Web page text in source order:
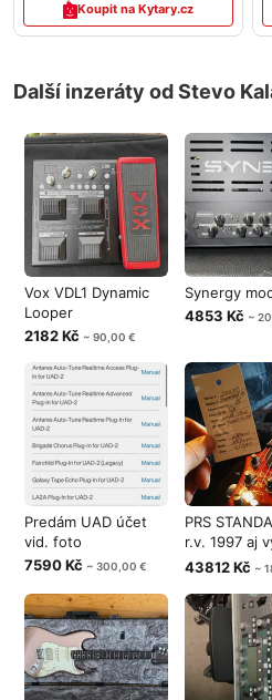
Koupit na Kytary.cz
Další inzeráty od Stevo
Vox VDL1 Dynamic
Looper
2182 Kč ~ 90,00 €
Synergy
4853 Kč ~
Predám UAD účet
vid. foto
7590 Kč ~ 300,00 €
PRS
r.v. 1997 aj
za Ibanez
43812 Kč ~